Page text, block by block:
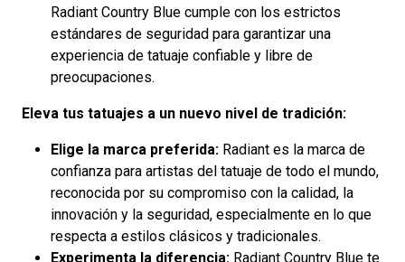
Radiant Country Blue cumple con los estrictos
estándares de seguridad para garantizar una
experiencia de tatuaje confiable y libre de
preocupaciones.
Eleva tus tatuajes a un nuevo nivel de tradición:
Elige la marca preferida: Radiant es la marca de
confianza para artistas del tatuaje de todo el mundo,
reconocida por su compromiso con la calidad, la
innovación y la seguridad, especialmente en lo que
respecta a estilos clásicos y tradicionales.
Experimenta la diferencia: Radiant Country Blue te